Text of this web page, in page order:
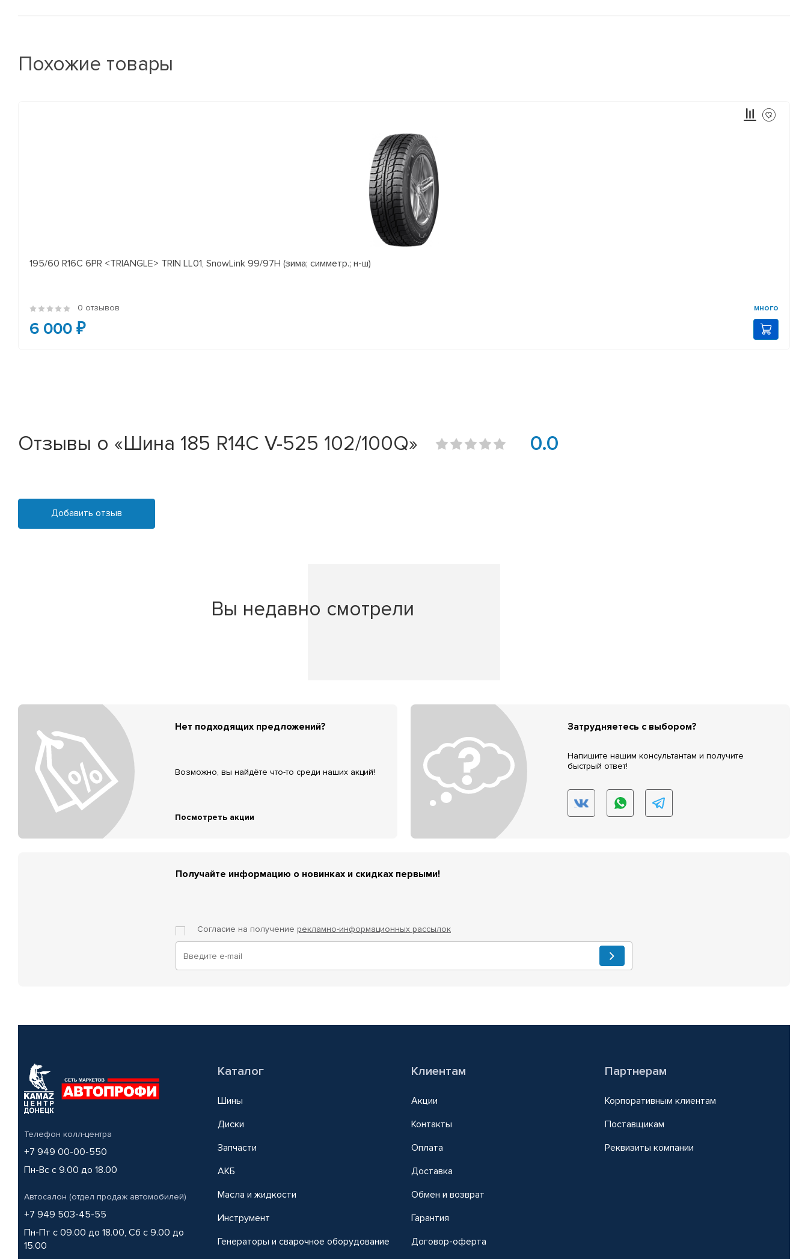
Похожие товары
195/60 R16C 6PR <TRIANGLE> TRIN LL01, SnowLink 99/97H (зима; симметр.; н-ш)
0 отзывов много
6 000 ₽
Отзывы о «Шина 185 R14C V-525 102/100Q» 0.0
Добавить отзыв
Вы недавно смотрели
Нет подходящих предложений?
Возможно, вы найдёте что-то среди наших акций!
Посмотреть акции
Затрудняетесь с выбором?
Напишите нашим консультантам и получите
быстрый ответ!
Получайте информацию о новинках и скидках первыми!
Согласие на получение рекламно-информационных рассылок
Телефон колл-центра
+7 949 00-00-550
Пн-Вс с 9.00 до 18.00
Автосалон (отдел продаж автомобилей)
+7 949 503-45-55
Пн-Пт с 09.00 до 18.00, Сб с 9.00 до
15.00
Каталог
Шины
Диски
Запчасти
АКБ
Масла и жидкости
Инструмент
Генераторы и сварочное оборудование
Клиентам
Акции
Контакты
Оплата
Доставка
Обмен и возврат
Гарантия
Договор-оферта
Партнерам
Корпоративным клиентам
Поставщикам
Реквизиты компании